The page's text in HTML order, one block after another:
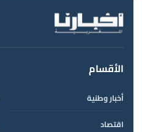
الأقسام
أخبار وطنية
اقتصاد